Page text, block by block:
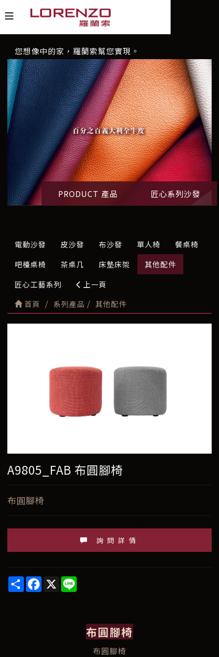
您想像中的家，羅蘭索幫您實現。
PRODUCT 產品 匠心系列沙發
電動沙發 皮沙發 布沙發 單人椅
餐桌椅
吧檯桌椅
茶桌几 床墊床架
其他配件
匠心工藝系列
上一頁
首頁
系列產品 其他配件
A9805_FAB 布圓腳椅
布圓腳椅
詢問詳情
ShareFacebook
X
布圓腳椅
布圓腳椅